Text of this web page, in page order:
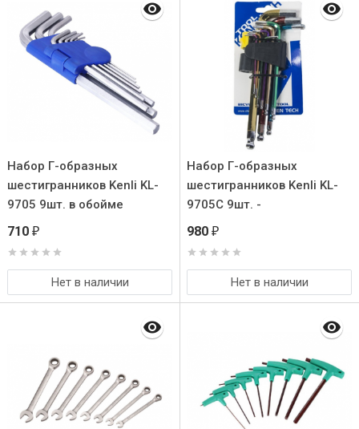
Набор Г-образных
шестигранников Kenli KL-
9705 9шт. в обойме
710 ₽
Нет в наличии
Набор Г-образных
шестигранников Kenli KL-
9705C 9шт. -
1.5/2./2.5/3/4/5/6/8/10мм.
S2. Цветовая маркировка
каждого размера. Удобная
980 ₽
Нет в наличии